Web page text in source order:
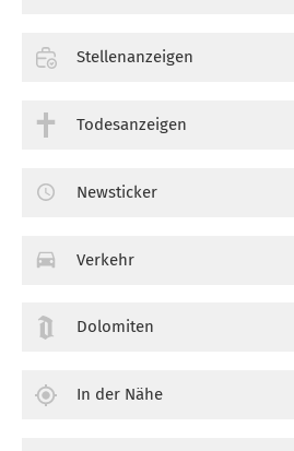
Stellenanzeigen
Todesanzeigen
Newsticker
Verkehr
Dolomiten
In der Nähe